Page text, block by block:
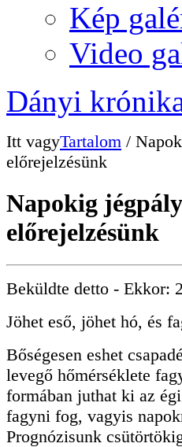
Kép
Video
Dányi
Itt vagyTartalom /
előrejelzésünk
Napokig
előrejelzésünk
Beküldte detto - Ekkor:
Jöhet eső, jöhet hó, és
Bőségesen eshet
levegő hőmérséklete
formában juthat ki az
fagyni fog, vagyis
Prognózisunk